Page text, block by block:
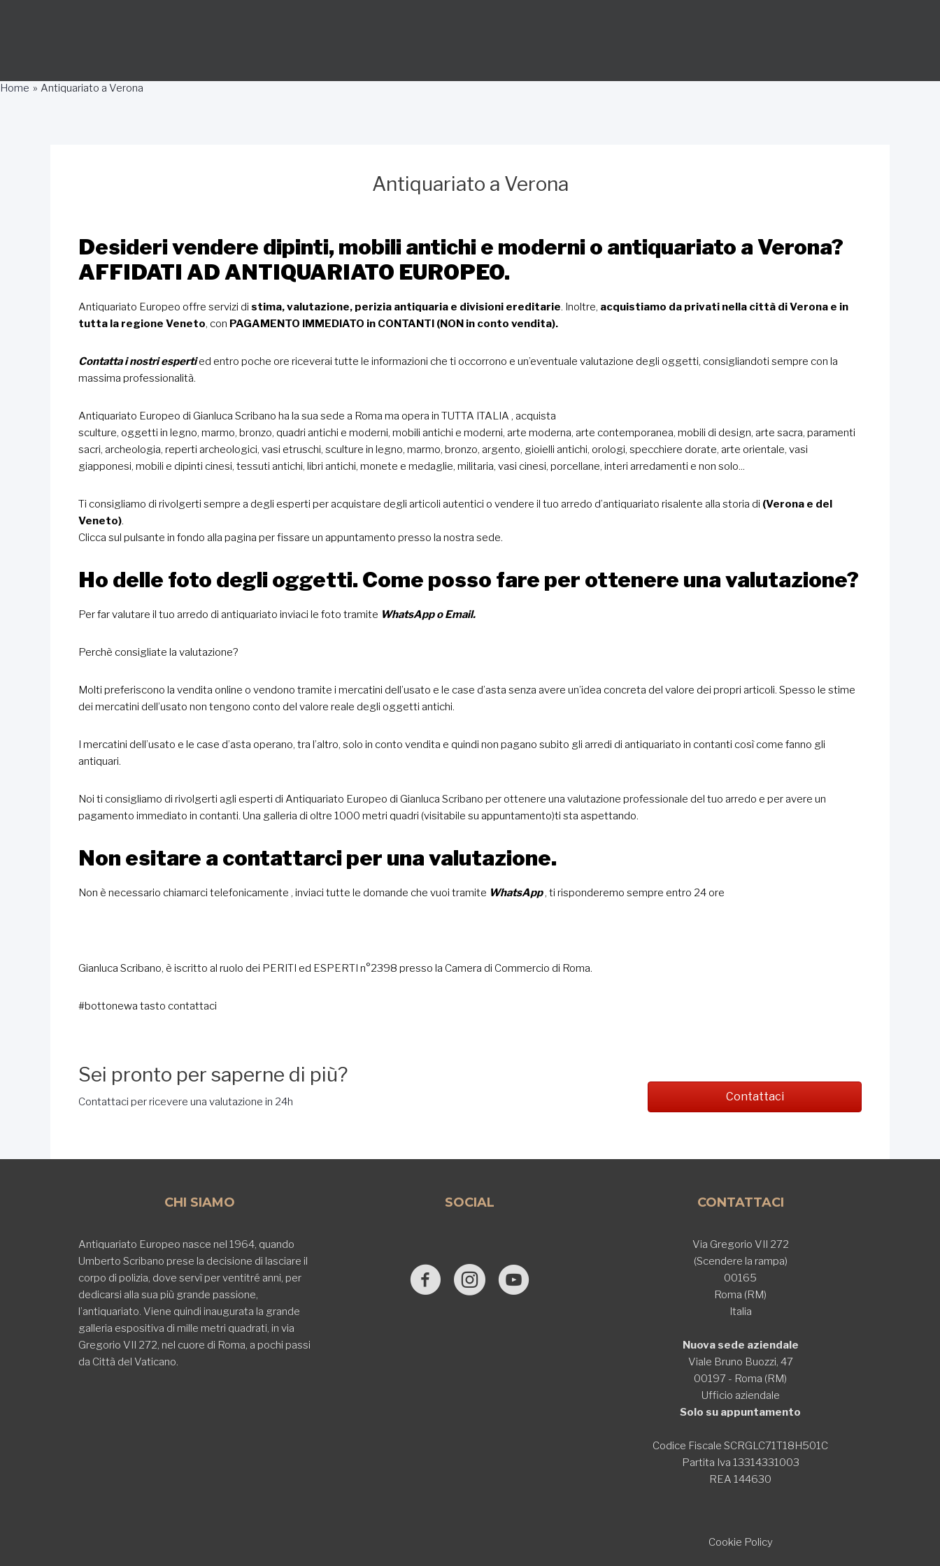
Home Antiquariato a Verona
Antiquariato a Verona
Desideri vendere dipinti, mobili antichi e moderni o antiquariato a Verona?
AFFIDATI AD ANTIQUARIATO EUROPEO.
Antiquariato Europeo offre servizi di stima, valutazione, perizia antiquaria e divisioni ereditarie. Inoltre, acquistiamo da privati nella città di Verona e in
tutta la regione Veneto, con PAGAMENTO IMMEDIATO in CONTANTI (NON in conto vendita).
Contatta i nostri espertied entro poche ore riceverai tutte le informazioni che ti occorrono e un’eventuale valutazione degli oggetti, consigliandoti sempre con la
massima professionalità.
Antiquariato Europeo di Gianluca Scribano ha la sua sede a Roma ma opera in TUTTA ITALIA , acquista
sculture, oggetti in legno, marmo, bronzo, quadri antichi e moderni, mobili antichi e moderni, arte moderna, arte contemporanea, mobili di design, arte sacra, paramenti
sacri, archeologia, reperti archeologici, vasi etruschi, sculture in legno, marmo, bronzo, argento, gioielli antichi, orologi, specchiere dorate, arte orientale, vasi
giapponesi, mobili e dipinti cinesi, tessuti antichi, libri antichi, monete e medaglie, militaria, vasi cinesi, porcellane, interi arredamenti e non solo...
Ti consigliamo di rivolgerti sempre a degli esperti per acquistare degli articoli autentici o vendere il tuo arredo d’antiquariato risalente alla storia di (Verona e del
Veneto).
Clicca sul pulsante in fondo alla pagina per fissare un appuntamento presso la nostra sede.
Ho delle foto degli oggetti. Come posso fare per ottenere una valutazione?
Per far valutare il tuo arredo di antiquariato inviaci le foto tramite WhatsAppoEmail.
Perchè consigliate la valutazione?
Molti preferiscono la vendita online o vendono tramite i mercatini dell’usato e le case d’asta senza avere un’idea concreta del valore dei propri articoli. Spesso le stime
dei mercatini dell’usato non tengono conto del valore reale degli oggetti antichi.
I mercatini dell’usato e le case d’asta operano, tra l’altro, solo in conto vendita e quindi non pagano subito gli arredi di antiquariato in contanti così come fanno gli
antiquari.
Noi ti consigliamo di rivolgerti agli esperti di Antiquariato Europeo di Gianluca Scribano per ottenere una valutazione professionale del tuo arredo e per avere un
pagamento immediato in contanti. Una galleria di oltre 1000 metri quadri (visitabile su appuntamento)ti sta aspettando.
Non esitare a contattarci per una valutazione.
Non è necessario chiamarci telefonicamente , inviaci tutte le domande che vuoi tramite WhatsApp, ti risponderemo sempre entro 24 ore
Gianluca Scribano, è iscritto al ruolo dei PERITI ed ESPERTI n°2398 presso la Camera di Commercio di Roma.
#bottonewa tasto contattaci
Sei pronto per saperne di più?
Contattaci per ricevere una valutazione in 24h Contattaci
CHI SIAMO
Antiquariato Europeo nasce nel 1964, quando
Umberto Scribano prese la decisione di lasciare il
corpo di polizia, dove servì per ventitré anni, per
dedicarsi alla sua più grande passione,
l’antiquariato. Viene quindi inaugurata la grande
galleria espositiva di mille metri quadrati, in via
Gregorio VII 272, nel cuore di Roma, a pochi passi
da Città del Vaticano.
SOCIAL CONTATTACI
Via Gregorio VII 272
(Scendere la rampa)
00165
Roma (RM)
Italia
Nuova sede aziendale
Viale Bruno Buozzi, 47
00197 - Roma (RM)
Ufficio aziendale
Solo su appuntamento
Codice Fiscale SCRGLC71T18H501C
Partita Iva 13314331003
REA 144630
Cookie Policy